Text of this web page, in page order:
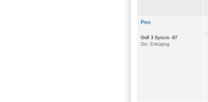
Peo
Golf 3 Syncro -97
Ort: Enköping